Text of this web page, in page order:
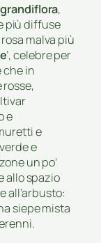
,
più diffuse
rosa malva più
’, celebre per
che in
e
e
e
un po’
allo spazio
all’arbusto:
siepe mista